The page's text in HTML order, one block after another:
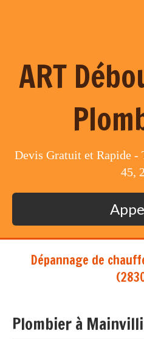
ART
Devis Gratuit et Rapide -
45,
Dépannage de
Plombier à